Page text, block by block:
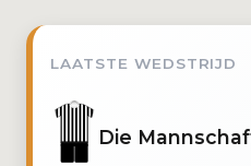
LAATSTE WEDSTRIJD
Die